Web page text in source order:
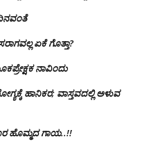
ಏಕೆ ಗೊತ್ತಾ?
ನಾವಿಂದು
ಹಾನಿಕರ; ವಾಸ್ತವದಲ್ಲಿ ಅಳುವ
ಹೊಮ್ಮದ ಗಾಯ..!!